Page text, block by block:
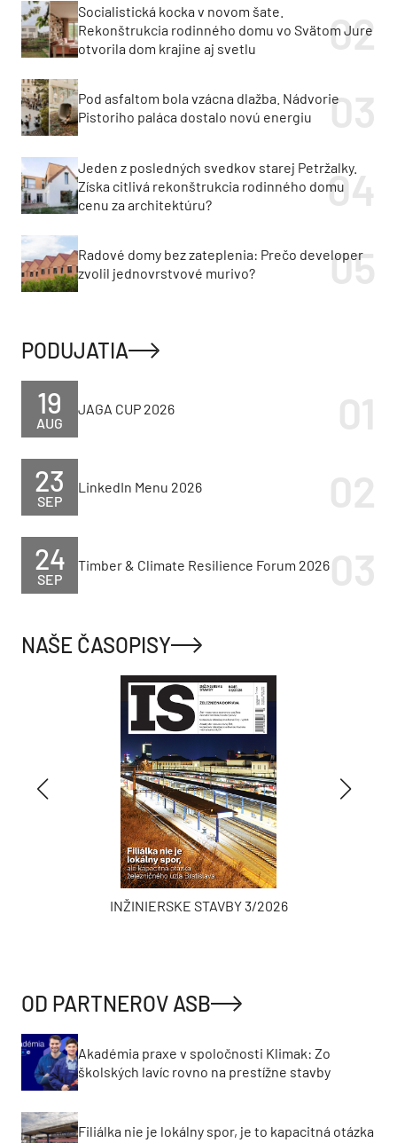
Socialistická kocka v novom šate.
Rekonštrukcia rodinného domu vo Svätom Jure
otvorila dom krajine aj svetlu
Pod asfaltom bola vzácna dlažba. Nádvorie
Pistoriho paláca dostalo novú energiu
Jeden z posledných svedkov starej Petržalky.
Získa citlivá rekonštrukcia rodinného domu
cenu za architektúru?
Radové domy bez zateplenia: Prečo developer
zvolil jednovrstvové murivo?
PODUJATIA
AUG
19 JAGA CUP 2026
SEP
23 LinkedIn Menu 2026
SEP
24 Timber & Climate Resilience Forum 2026
NAŠE ČASOPISY
INŽINIERSKE STAVBY 3/2026
OD PARTNEROV ASB
Akadémia praxe v spoločnosti Klimak: Zo
školských lavíc rovno na prestížne stavby
Filiálka nie je lokálny spor, je to kapacitná otázka